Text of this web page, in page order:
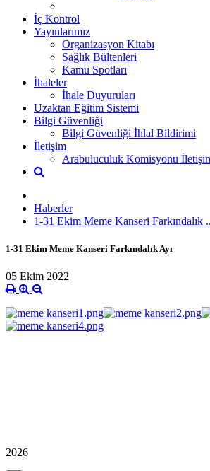
İç Kontrol
Yayınlarımız
Organizasyon Kitabı
Sağlık Bültenleri
Kamu Spotları
İhaleler
İhale Duyuruları
Uzaktan Eğitim Sistemi
Bilgi Güvenliği
Bilgi Güvenliği İhlal Bildirimi
İletişim
Arabuluculuk Komisyonu
Haberler
1-31 Ekim Meme Kanseri Farkındalık
1-31 Ekim Meme Kanseri Farkındalık Ayı
05 Ekim 2022
2026